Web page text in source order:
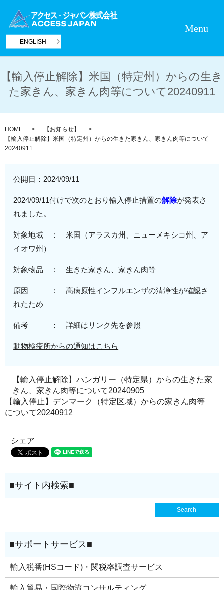
ENGLISH
Menu
【輸入停止解除】米国（特定州）からの生き
た家きん、家きん肉等について20240911
HOME
【お知らせ】
【輸入停止解除】米国（特定州）からの生きた家きん、家きん肉等について
20240911
公開日： 2024/09/11
2024/09/11付けで次のとおり輸入停止措置の解除が発表さ
れました。
対象地域 ：米国（アラスカ州、ニューメキシコ州、ア
イオワ州 ）
対象物品 ：生きた家きん、家きん肉等
原因 ：高病原性インフルエンザの清浄性が確認さ
れたため
備考 ： 詳細はリンク先を参照
動物検疫所からの通知はこちら
【輸入停止解除】ハンガリー（特定県）からの生きた家
きん、家きん肉等について20240905
【輸入停止】デンマーク（特定区域）からの家きん肉等
について20240912
シェア
輸入税番(HSコード)・関税率調査サービス
輸入貿易・国際物流コンサルティング